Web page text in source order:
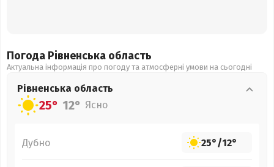
Погода Рівненська область
Актуальна інформація про погоду та атмосферні умови на сьогодні
Рівненська область
25° 12° Ясно
Дубно 25°/12°